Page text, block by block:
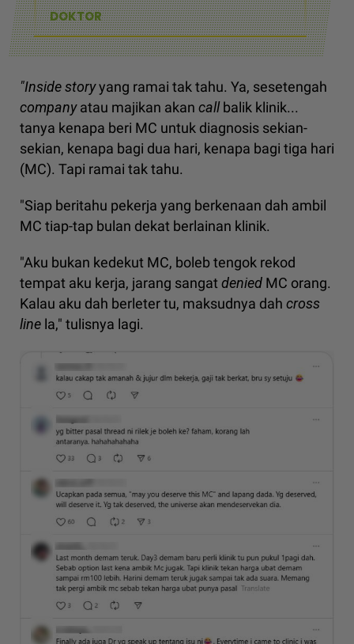
DOKTOR
"Inside storyyang ramai tak tahu. Ya, sesetengah
companyatau majikan akan callbalik klinik...
tanya kenapa beri MC untuk diagnosis sekian-
sekian, kenapa bagi dua hari, kenapa bagi tiga hari
(MC). Tapi ramai tak tahu.
"Siap beritahu pekerja yang berkenaan dah ambil
MC tiap-tap bulan dekat berlainan klinik.
"Aku bukan kedekut MC, boleb tengok rekod
tempat aku kerja, jarang sangatdenied MC orang.
Kalau aku dah berleter tu, maksudnya dah cross
line la," tulisnya lagi.